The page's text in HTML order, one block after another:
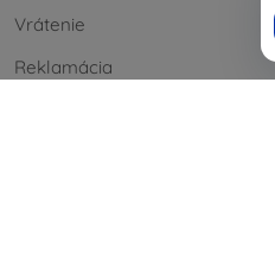
Vrátenie
Reklamácia